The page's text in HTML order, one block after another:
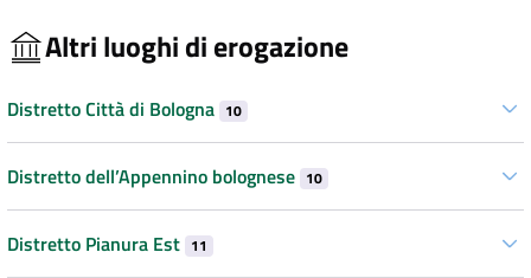
Altri luoghi di erogazione
Distretto Città di Bologna 10
Distretto dell’Appennino bolognese 10
Distretto Pianura Est 11